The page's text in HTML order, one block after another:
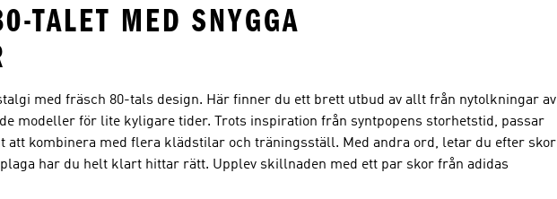
TALET MED SNYGGA
med fräsch 80-tals design. Här finner du ett brett utbud av allt från nytolkningar av
modeller för lite kyligare tider. Trots inspiration från syntpopens storhetstid, passar
kombinera med flera klädstilar och träningsställ. Med andra ord, letar du efter skor
har du helt klart hittar rätt. Upplev skillnaden med ett par skor från adidas